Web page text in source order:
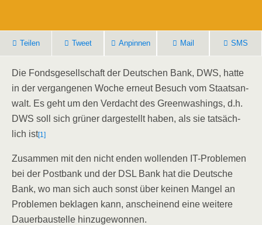
Tei­len Tweet Anpin­nen Mail SMS
Die Fonds­ge­sell­schaft der Deut­schen Bank, DWS, hat­te
in der ver­gan­ge­nen Woche erneut Besuch vom Staats­an­
walt. Es geht um den Ver­dacht des Green­wa­shings, d.h.
DWS soll sich grü­ner dar­ge­stellt haben, als sie tat­säch­
lich ist[1]
Zusam­men mit den nicht enden wol­len­den IT-Pro­ble­men
bei der Post­bank und der DSL Bank hat die Deut­sche
Bank, wo man sich auch sonst über kei­nen Man­gel an
Pro­ble­men bekla­gen kann, anschei­nend eine wei­te­re
Dau­er­bau­stel­le hinzugewonnen.